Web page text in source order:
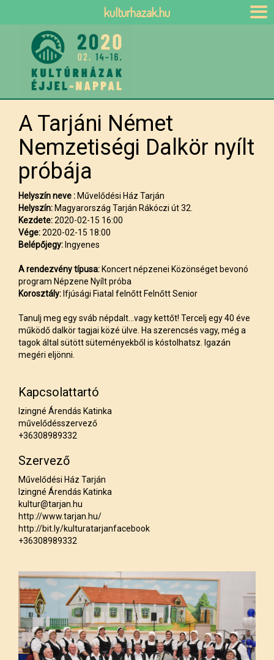
A Tarjáni Német
Nemzetiségi Dalkör nyílt
próbája
Helyszín neve : Művelődési Ház Tarján
Helyszín: Magyarország Tarján Rákóczi út 32.
Kezdete:2020-02-15 16:00
Vége:2020-02-15 18:00
Belépőjegy: Ingyenes
A rendezvény típusa: Koncert népzenei Közönséget bevonó
program Népzene Nyílt próba
Korosztály: Ifjúsági Fiatal felnőtt Felnőtt Senior
Tanulj meg egy sváb népdalt...vagy kettőt! Tercelj egy 40 éve
működő dalkör tagjai közé ülve. Ha szerencsés vagy, még a
tagok által sütött süteményekből is kóstolhatsz. Igazán
megéri eljönni.
Kapcsolattartó
Izingné Árendás Katinka
művelődésszervező
+36308989332
Szervező
Művelődési Ház Tarján
Izingné Árendás Katinka
kultur@tarjan.hu
http://www.tarjan.hu/
http://bit.ly/kulturatarjanfacebook
+36308989332
kulturhazak.hu